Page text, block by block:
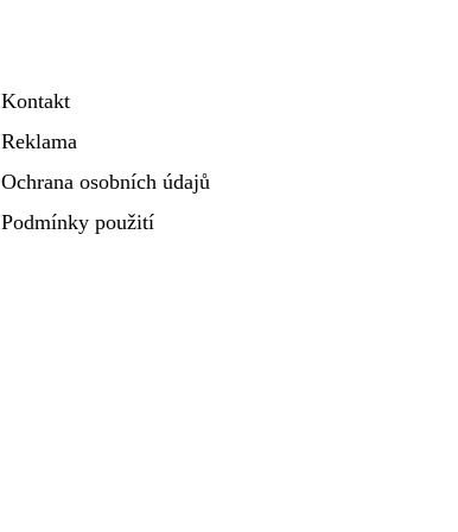
Kontakt
Reklama
Ochrana osobních údajů
Podmínky použití